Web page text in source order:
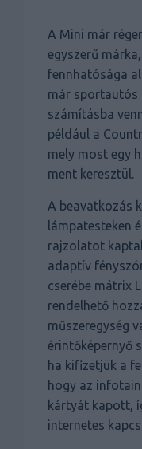
A Mini már
egyszerű
fennhatósága
már sportautós
számításba
például a
mely most egy
ment keresztül.
A beavatkozás
lámpatesteken
rajzolatot
adaptív
cserébe mátrix
rendelhető
műszeregység
érintőképernyő
ha kifizetjük a
hogy az
kártyát kapott,
internetes